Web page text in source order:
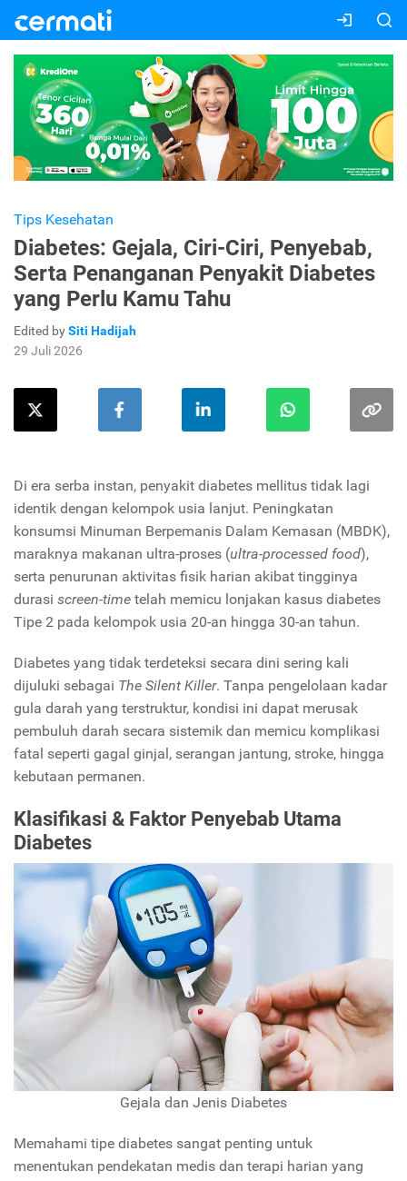
Tips Kesehatan
Diabetes: Gejala, Ciri-Ciri, Penyebab,
Serta Penanganan Penyakit Diabetes
yang Perlu Kamu Tahu
Edited bySiti Hadijah
29 Juli 2026
Di era serba instan, penyakit diabetes mellitus tidak lagi
identik dengan kelompok usia lanjut. Peningkatan
konsumsi Minuman Berpemanis Dalam Kemasan (MBDK),
maraknya makanan ultra-proses (ultra-processed food),
serta penurunan aktivitas fisik harian akibat tingginya
durasi screen-time telah memicu lonjakan kasus diabetes
Tipe 2 pada kelompok usia 20-an hingga 30-an tahun.
Diabetes yang tidak terdeteksi secara dini sering kali
dijuluki sebagai The Silent Killer. Tanpa pengelolaan kadar
gula darah yang terstruktur, kondisi ini dapat merusak
pembuluh darah secara sistemik dan memicu komplikasi
fatal seperti gagal ginjal, serangan jantung, stroke, hingga
kebutaan permanen.
Klasifikasi & Faktor Penyebab Utama
Diabetes
Gejala dan Jenis Diabetes
Memahami tipe diabetes sangat penting untuk
menentukan pendekatan medis dan terapi harian yang